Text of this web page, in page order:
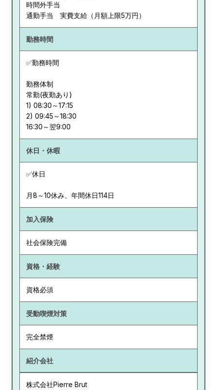
時間外手当
通勤手当 実費支給（月額上限5万円）
勤務時間
✅勤務時間
勤務体制
常勤(夜勤あり)
1) 08:30～17:15
2) 09:45～18:30
休日・休暇
✅休日
月8～10休み、年間休日114日
加入保険
社会保険完備
資格・経験
資格必須
受動喫煙対策
完全禁煙
紹介会社
株式会社Pierre Brut